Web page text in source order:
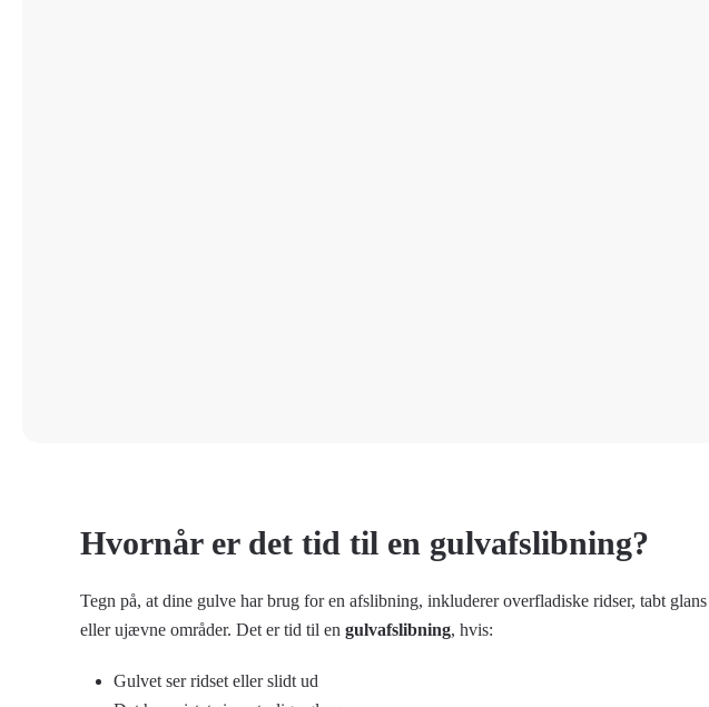
Hvornår er det tid til en gulvafslibning?
Tegn på, at dine gulve har brug for en afslibning, inkluderer overfladiske ridser, tabt glans
eller ujævne områder. Det er tid til en gulvafslibning, hvis:
Gulvet ser ridset eller slidt ud